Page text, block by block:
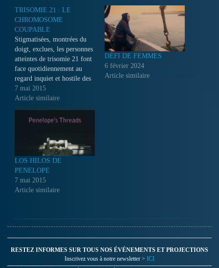
TRISOMIE 21 : LE
CHROMOSOME
COUPABLE
Stigmatisées, montrées du
doigt, exclues, les personnes
atteintes de trisomie 21 font
face quotidiennement au
regard inquiet et hostile des
gens. Considérés comme
d’éternels enfants ils
trop souvent victimes de
eux ont par contre appris à
vivre avec leur handicap et
affichent leur différence…
7 mai 2015
Article similaire
DĖFI DE FEMMES
6 février 2024
Article similaire
LOS HILOS DE
PENELOPE
7 mai 2015
Article similaire
RESTEZ INFORMES SUR TOUS NOS ÉVÉNEMENTS ET PROJECTIONS
Inscrivez vous à notre newsletter > ICI